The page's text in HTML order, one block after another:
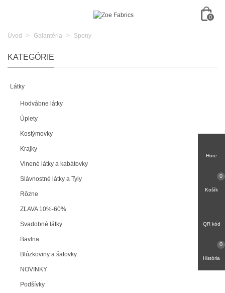
0
Úvod > Galantéria > Spony
KATEGÓRIE
Látky
Hodvábne látky
Úplety
Kostýmovky
Krajky
Vlnené látky a kabátovky
Slávnostné látky a Tyly
Rôzne
ZĽAVA 10%-60%
Svadobné látky
Bavlna
Blúzkoviny a šatovky
NOVINKY
Podšívky
Hore
Košík
0
QR kód
História
0